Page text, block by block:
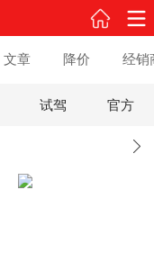
文章 降价 经销
试驾 官方